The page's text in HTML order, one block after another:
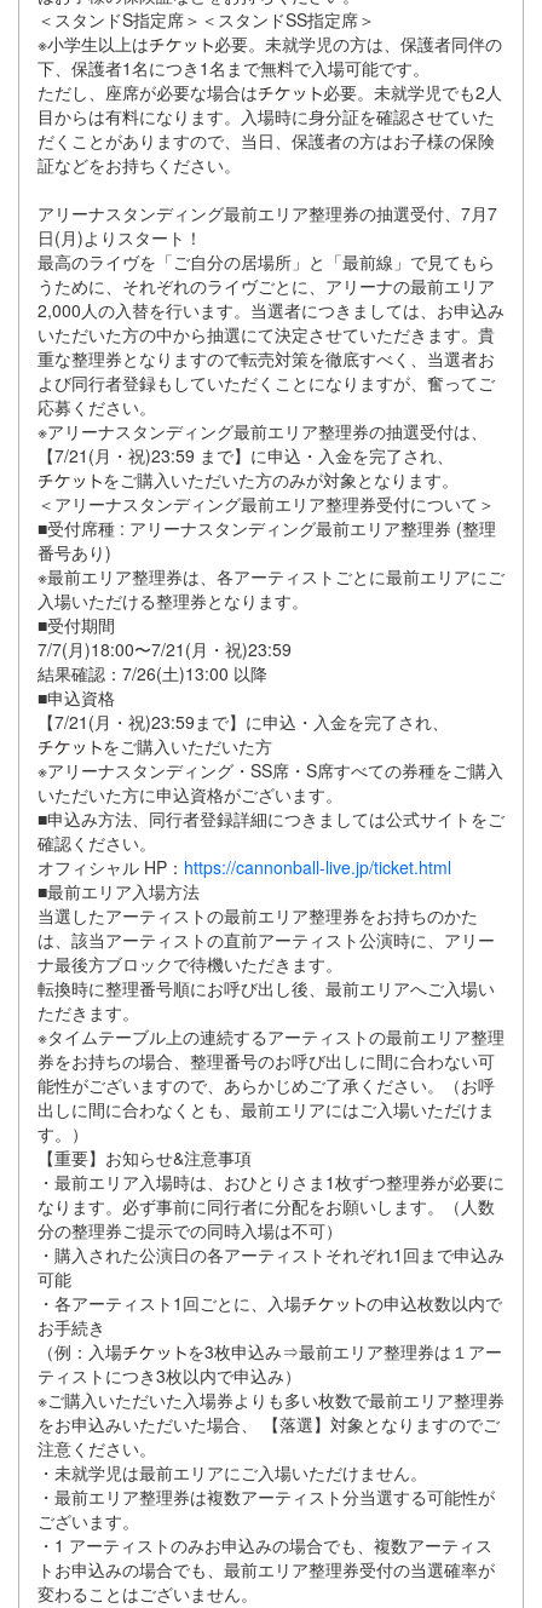
＜スタンドS指定席＞＜スタンドSS指定席＞
※⼩学⽣以上は
必要。未就学児の⽅は、保護者同伴の
下、保護者1名につき1名まで無料で⼊場可能です。
ただし、座席が必要な場合は
必要。未就学児でも2⼈
⽬からは有料になります。⼊場時に⾝分証を確認させていた
だくことがありますので、当⽇、保護者の⽅はお⼦様の保険
証などをお持ちください。
アリーナスタンディング最前エリア整理券の抽選受付、7⽉7
⽇(⽉)よりスタート！
最⾼のライヴを「ご⾃分の居場所」と「最前線」で⾒てもら
うために、それぞれのライヴごとに、アリーナの最前エリア
2,000⼈の⼊替を⾏います。当選者につきましては、お申込み
いただいた⽅の中から抽選にて決定させていただきます。貴
重な整理券となりますので転売対策を徹底すべく、当選者お
よび同⾏者登録もしていただくことになりますが、奮ってご
応募ください。
※アリーナスタンディング最前エリア整理券の抽選受付は、
【7/21(⽉・祝)23:59 まで】に申込・⼊⾦を完了され、
をご購⼊いただいた⽅のみが対象となります。
＜アリーナスタンディング最前エリア整理券受付について＞
■受付席種 : アリーナスタンディング最前エリア整理券 (整理
番号あり)
※最前エリア整理券は、各アーティストごとに最前エリアにご
⼊場いただける整理券となります。
■受付期間
7/7(⽉)18:00〜7/21(⽉・祝)23:59
結果確認：7/26(⼟)13:00 以降
■申込資格
【7/21(⽉・祝)23:59まで】に申込・⼊⾦を完了され、
をご購⼊いただいた⽅
※アリーナスタンディング・SS席・S席すべての券種をご購⼊
いただいた⽅に申込資格がございます。
■申込み⽅法、同⾏者登録詳細につきましては公式サイトをご
確認ください。
オフィシャル HP： https://cannonball-live.jp/ticket.html
■最前エリア⼊場⽅法
当選したアーティストの最前エリア整理券をお持ちのかた
は、該当アーティストの直前アーティスト公演時に、アリー
ナ最後⽅ブロックで待機いただきます。
転換時に整理番号順にお呼び出し後、最前エリアへご⼊場い
ただきます。
※タイムテーブル上の連続するアーティストの最前エリア整理
券をお持ちの場合、整理番号のお呼び出しに間に合わない可
能性がございますので、あらかじめご了承ください。（お呼
出しに間に合わなくとも、最前エリアにはご⼊場いただけま
す。）
【重要】お知らせ&注意事項
・最前エリア⼊場時は、おひとりさま1枚ずつ整理券が必要に
なります。必ず事前に同⾏者に分配をお願いします。（⼈数
分の整理券ご提⽰での同時⼊場は不可）
・購⼊された公演⽇の各アーティストそれぞれ1回まで申込み
可能
・各アーティスト1回ごとに、⼊場
の申込枚数以内で
お⼿続き
（例：⼊場
を3枚申込み⇒最前エリア整理券は１アー
ティストにつき3枚以内で申込み）
※ご購⼊いただいた⼊場券よりも多い枚数で最前エリア整理券
をお申込みいただいた場合、 【落選】対象となりますのでご
注意ください。
・未就学児は最前エリアにご⼊場いただけません。
・最前エリア整理券は複数アーティスト分当選する可能性が
ございます。
・1 アーティストのみお申込みの場合でも、複数アーティス
トお申込みの場合でも、最前エリア整理券受付の当選確率が
変わることはございません。